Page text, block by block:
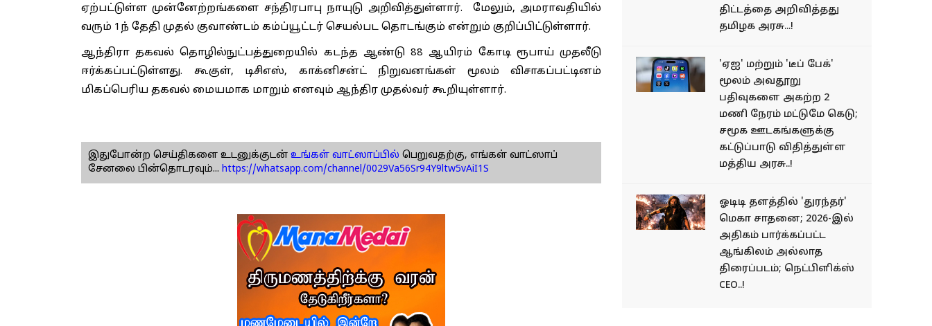
ஏற்பட்டுள்ள முன்னேற்றங்களை சந்திரபாபு நாயுடு அறிவித்துள்ளார். மேலும், அமராவதியில்
வரும் 1ந் தேதி முதல் குவாண்டம் கம்ப்யூட்டர் செயல்பட தொடங்கும் என்றும் குறிப்பிட்டுள்ளார்.
ஆந்திரா தகவல் தொழில்நுட்பத்துறையில் கடந்த ஆண்டு 88 ஆயிரம் கோடி ரூபாய் முதலீடு
ஈர்க்கப்பட்டுள்ளது. கூகுள், டிசிஎஸ், காக்னிசன்ட் நிறுவனங்கள் மூலம் விசாகப்பட்டினம்
மிகப்பெரிய தகவல் மையமாக மாறும் எனவும் ஆந்திர முதல்வர் கூறியுள்ளார்.
இதுபோன்ற செய்திகளை உடனுக்குடன் உங்கள் வாட்ஸாப்பில் பெறுவதற்கு, எங்கள் வாட்ஸாப்
சேனலை பின்தொடரவும்... https://whatsapp.com/channel/0029Va56Sr94Y9ltw5vAiI1S
திட்டத்தை அறிவித்தது
தமிழக அரசு...!
'ஏஐ' மற்றும் 'டீப் பேக்'
மூலம் அவதூறு
பதிவுகளை அகற்ற 2
மணி நேரம் மட்டுமே கெடு;
சமூக ஊடகங்களுக்கு
கட்டுப்பாடு விதித்துள்ள
மத்திய அரசு..!
ஓடிடி தளத்தில் 'துரந்தர்'
மெகா சாதனை; 2026-இல்
அதிகம் பார்க்கப்பட்ட
ஆங்கிலம் அல்லாத
திரைப்படம்; நெட்பிளிக்ஸ்
CEO..!